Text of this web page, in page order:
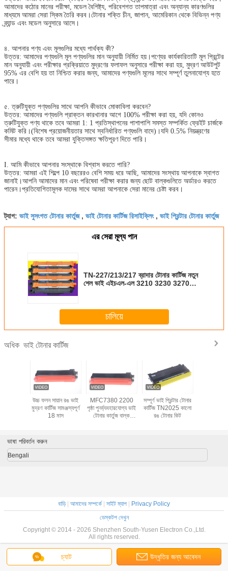
আমাদের কঠোর মানের পরীক্ষা, মডেল বৈশিষ্ট্য, পরিবেশগত তাপমাত্রা এবং অন্যান্য কারণগুলির
মাধ্যমে আমরা সেরা স্কিম তৈরি করব।টোনার শক্তি চীন, জাপান, আমেরিকান থেকে বিভিন্ন পণ্য
ব্র্যান্ড এবং মডেল অনুসারে আসে।
৪. আপনার পণ্য এবং মূলগুলির মধ্যে পার্থক্য কী?
উত্তর: আমাদের পণ্যগুলি মূল পণ্যগুলির মান অনুযায়ী নির্মিত হয়।পণ্যের কার্যকারিতাটি মূল প্রিন্টের
মান অনুযায়ী এবং পরীক্ষার প্রক্রিয়াতে মুদ্রণের ফলাফল অনুসারে পরীক্ষা করা হয়, মুদ্রণ আউটপুট
95% এর বেশি হয় তা নিশ্চিত করার জন্য, আমাদের পণ্যগুলি মূলের সাথে সম্পূর্ণ তুলনাযোগ্য হতে
পারে।
৫. ত্রুটিযুক্ত পণ্যগুলির সাথে আপনি কীভাবে মোকাবিলা করবেন?
উত্তর: আমাদের পণ্যগুলি প্রাক্তন কারখানার আগে 100% পরীক্ষা করা হয়, যদি কোনও
ত্রুটিযুক্ত পণ্য থাকে তবে আমরা 1: 1 প্রতিস্থাপনের পাশাপাশি সমস্ত সম্পর্কিত ফ্রেইট চার্জকে
কমিট করি।(বিশেষ প্রয়োজনীয়তার সাথে স্বনির্ধারিত পণ্যগুলি বাদে)।যদি 0.5% নিয়ন্ত্রণের
সীমার মধ্যে থাকে তবে আমরা যুক্তিসঙ্গত ক্ষতিপূরণ দিতে পারি।
I. আমি কীভাবে আপনার সংস্থাকে বিশ্বাস করতে পারি?
উত্তর: আমরা এই শিল্পে 10 বছরেরও বেশি সময় ধরে আছি, আমাদের সংস্থায় আপনাকে স্বাগত
জানাই।আপনি আমাদের মান এবং পরিষেবা পরীক্ষা করার জন্য ছোট বাল্কগুলিতে অর্ডারও করতে
পারেন।প্রতিযোগিতামূলক দামের সাথে আমরা আপনাকে সেরা মানের চেষ্টা করব।
ট্যাগ: ভাই সুসংগত টোনার কার্তুজ, ভাই টোনার কার্টিজ রিসাইক্লিং, ভাই প্রিন্টার টোনার কার্তুজ
এর সেরা মূল্য পান
TN-227/213/217 ব্রাদার টোনার কার্টিজ নতুন
শেল ভাই এইচএল-এল 3210 3230 3270
চালিয়ে
অধিক ভাই টোনার কার্টিজ
উচ্চ ফলন সায়ান রঙ ভাই
মুদ্রণ কার্টিজ সামঞ্জস্যপূর্ণ
18 মাস
MFC7380 2200
পৃষ্ঠা পুনর্ব্যবহারযোগ্য ভাই
টোনার কার্তুজ বাল্ক
সম্পূর্ণ ভাই প্রিন্টার টোনার
কার্টিজ TN2025 কালো
রঙ টোনার কিট
চ্যাট উদ্ধৃতির জন্য আবেদন
ভাষা পরিবর্তন করুন
Bengali
বাড়ি| আমাদের সম্পর্কে| সাইট ম্যাপ | Privacy Policy
ডেস্কটপ দেখুন
Copyright © 2014 - 2026 Shenzhen South-Yusen Electron Co.,Ltd.
All rights reserved.